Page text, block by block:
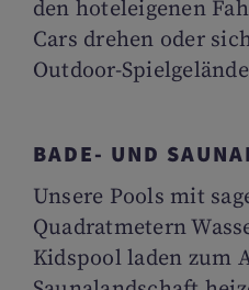
den hoteleigenen
Cars drehen oder
Outdoor-
BADE- UND
Unsere Pools mit
Quadratmetern
Kidspool laden zum